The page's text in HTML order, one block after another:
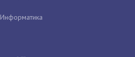
Информатика